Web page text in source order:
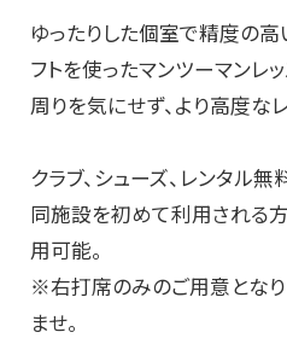
ゆったりした個室で精度の
フトを使ったマンツーマンレッ
周りを気にせず、より高度な
クラブ、シューズ、レンタル無
同施設を初めて利用される
用可能。
※右打席のみのご用意となり
ませ。